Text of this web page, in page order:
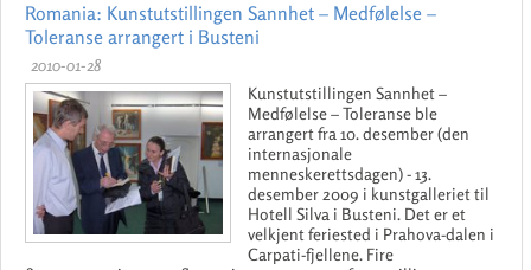
Romania: Kunstutstillingen Sannhet – Medfølelse –
Toleranse arrangert i Busteni
2010-01-28
Kunstutstillingen Sannhet –
Medfølelse – Toleranse ble
arrangert fra 10. desember (den
internasjonale
menneskerettsdagen) - 13.
desember 2009 i kunstgalleriet til
Hotell Silva i Busteni. Det er et
velkjent feriested i Prahova-dalen i
Carpati-fjellene. Fire